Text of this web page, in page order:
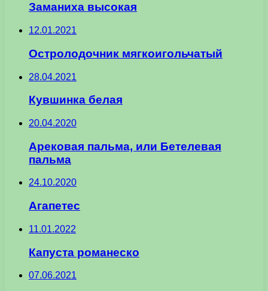
Заманиха высокая
12.01.2021
Остролодочник мягкоигольчатый
28.04.2021
Кувшинка белая
20.04.2020
Арековая пальма, или Бетелевая
пальма
24.10.2020
Агапетес
11.01.2022
Капуста романеско
07.06.2021